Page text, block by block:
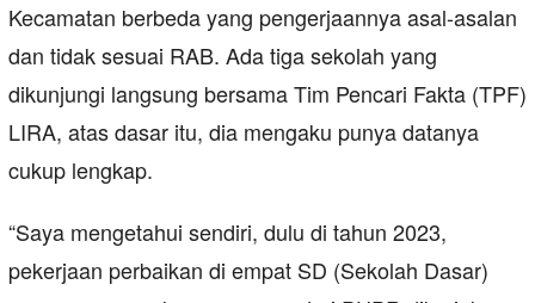
Kecamatan berbeda yang pengerjaannya asal-asalan
dan tidak sesuai RAB. Ada tiga sekolah yang
dikunjungi langsung bersama Tim Pencari Fakta (TPF)
LIRA, atas dasar itu, dia mengaku punya datanya
cukup lengkap.
“Saya mengetahui sendiri, dulu di tahun 2023,
pekerjaan perbaikan di empat SD (Sekolah Dasar)